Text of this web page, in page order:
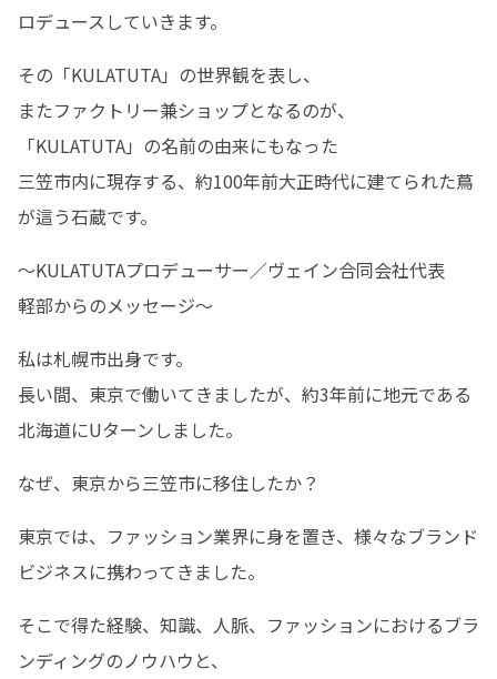
ロデュースしていきます。
その「KULATUTA」の世界観を表し、
またファクトリー兼ショップとなるのが、
「KULATUTA」の名前の由来にもなった
三笠市内に現存する、約100年前大正時代に建てられた蔦
が這う石蔵です。
～KULATUTAプロデューサー／ヴェイン合同会社代表
軽部からのメッセージ～
私は札幌市出身です。
長い間、東京で働いてきましたが、約3年前に地元である
北海道にUターンしました。
なぜ、東京から三笠市に移住したか？
東京では、ファッション業界に身を置き、様々なブランド
ビジネスに携わってきました。
そこで得た経験、知識、人脈、ファッションにおけるブラ
ンディングのノウハウと、